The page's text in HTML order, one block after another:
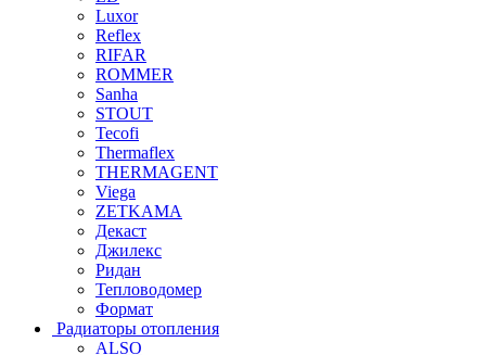
Luxor
Reflex
RIFAR
ROMMER
Sanha
STOUT
Tecofi
Thermaflex
THERMAGENT
Viega
ZETKAMA
Декаст
Джилекс
Ридан
Тепловодомер
Формат
Радиаторы отопления
ALSO